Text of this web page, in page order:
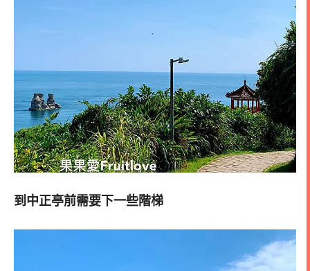
到中正亭前需要下一些階梯